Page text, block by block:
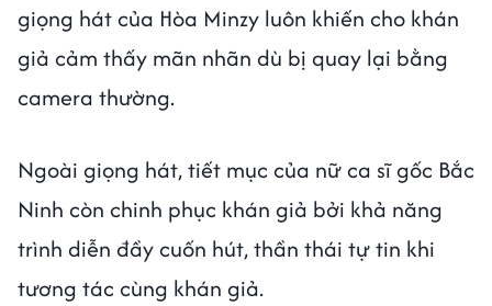
giọng hát của Hòa Minzy luôn khiến cho khán
giả cảm thấy mãn nhãn dù bị quay lại bằng
camera thường.
Ngoài giọng hát, tiết mục của nữ ca sĩ gốc Bắc
Ninh còn chinh phục khán giả bởi khả năng
trình diễn đầy cuốn hút, thần thái tự tin khi
tương tác cùng khán giả.